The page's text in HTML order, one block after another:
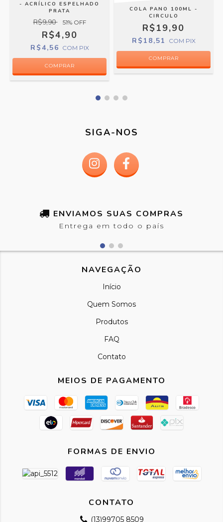
- ACRÍLICO ESPELHADO
PRATA
R$9,90 51% OFF
R$4,90
R$4,56 COM PIX
COLA PANO 100ML -
CIRCULO
R$19,90
R$18,51 COM PIX
SIGA-NOS
ENVIAMOS SUAS COMPRAS
Entrega em todo o país
NAVEGAÇÃO
Início
Quem Somos
Produtos
FAQ
Contato
MEIOS DE PAGAMENTO
FORMAS DE ENVIO
CONTATO
(13)99705 8509